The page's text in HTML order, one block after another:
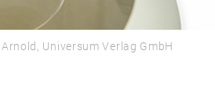
Universum Verlag GmbH